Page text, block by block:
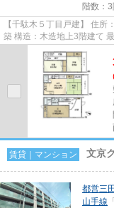
階数：3
【千駄木５丁目戸建】 住
築 構造：木造地上3階建て
賃貸｜マンション 文京
都営三
山手線